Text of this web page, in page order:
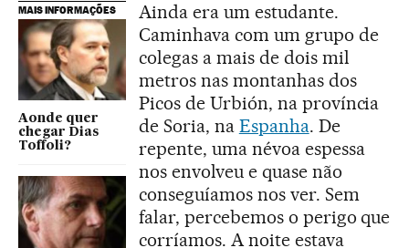
MAIS INFORMAÇÕES
Aonde quer
chegar Dias
Toffoli?
Ainda era um estudante.
Caminhava com um grupo de
colegas a mais de dois mil
metros nas montanhas dos
Picos de Urbión, na província
de Soria, na Espanha. De
repente, uma névoa espessa
nos envolveu e quase não
conseguíamos nos ver. Sem
falar, percebemos o perigo que
corríamos. A noite estava